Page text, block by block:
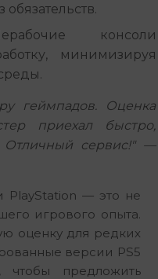
консоли
минимизируя
геймпадов. Оценка
приехал быстро,
Отличный сервис!" —
PlayStation — это не
игрового опыта.
оценку для редких
версии PS5
чтобы предложить